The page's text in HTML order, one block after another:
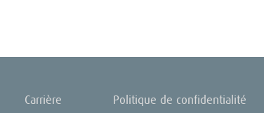
Carrière Politique de confidentialité